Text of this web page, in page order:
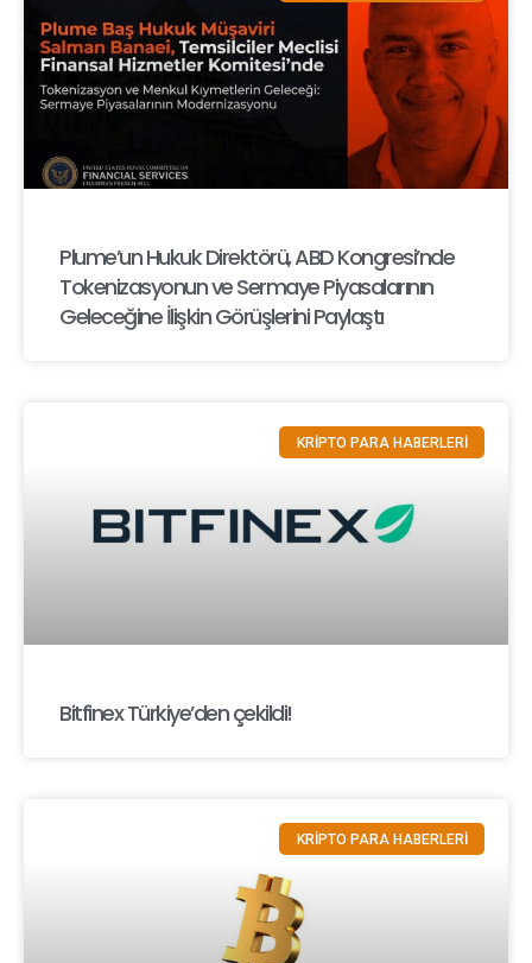
Plume’un Hukuk Direktörü, ABD Kongresi’nde
Tokenizasyonun ve Sermaye Piyasalarının
Geleceğine İlişkin Görüşlerini Paylaştı
KRİPTO PARA HABERLERİ
Bitfinex Türkiye’den çekildi!
KRİPTO PARA HABERLERİ